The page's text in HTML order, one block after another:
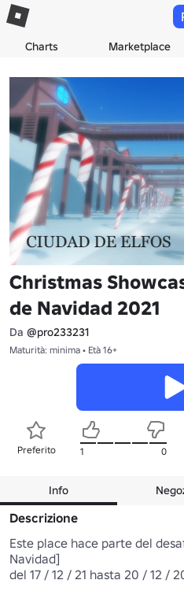
Charts Marketplace
Christmas
de Navidad 2021
Da @pro233231
Maturità: minima • Età 16+
Preferito 1 0
Info
Descrizione
Este place hace parte del
Navidad]
del 17 / 12 / 21 hasta 20 / 12 /